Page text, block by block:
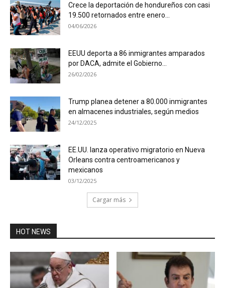
Crece la deportación de hondureños con casi
19.500 retornados entre enero...
04/06/2026
EEUU deporta a 86 inmigrantes amparados
por DACA, admite el Gobierno...
26/02/2026
Trump planea detener a 80.000 inmigrantes
en almacenes industriales, según medios
24/12/2025
EE.UU. lanza operativo migratorio en Nueva
Orleans contra centroamericanos y
mexicanos
03/12/2025
Cargar más
HOT NEWS